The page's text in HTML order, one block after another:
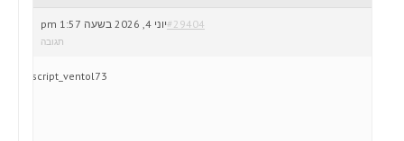
יוני 4, 2026 בשעה 1:57 pm#29404
תגובה
script_ventol73